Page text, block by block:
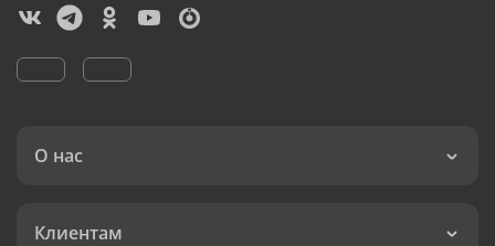
О нас
Клиентам